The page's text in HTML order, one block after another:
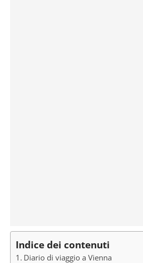
Indice dei contenuti
Diario di viaggio a Vienna